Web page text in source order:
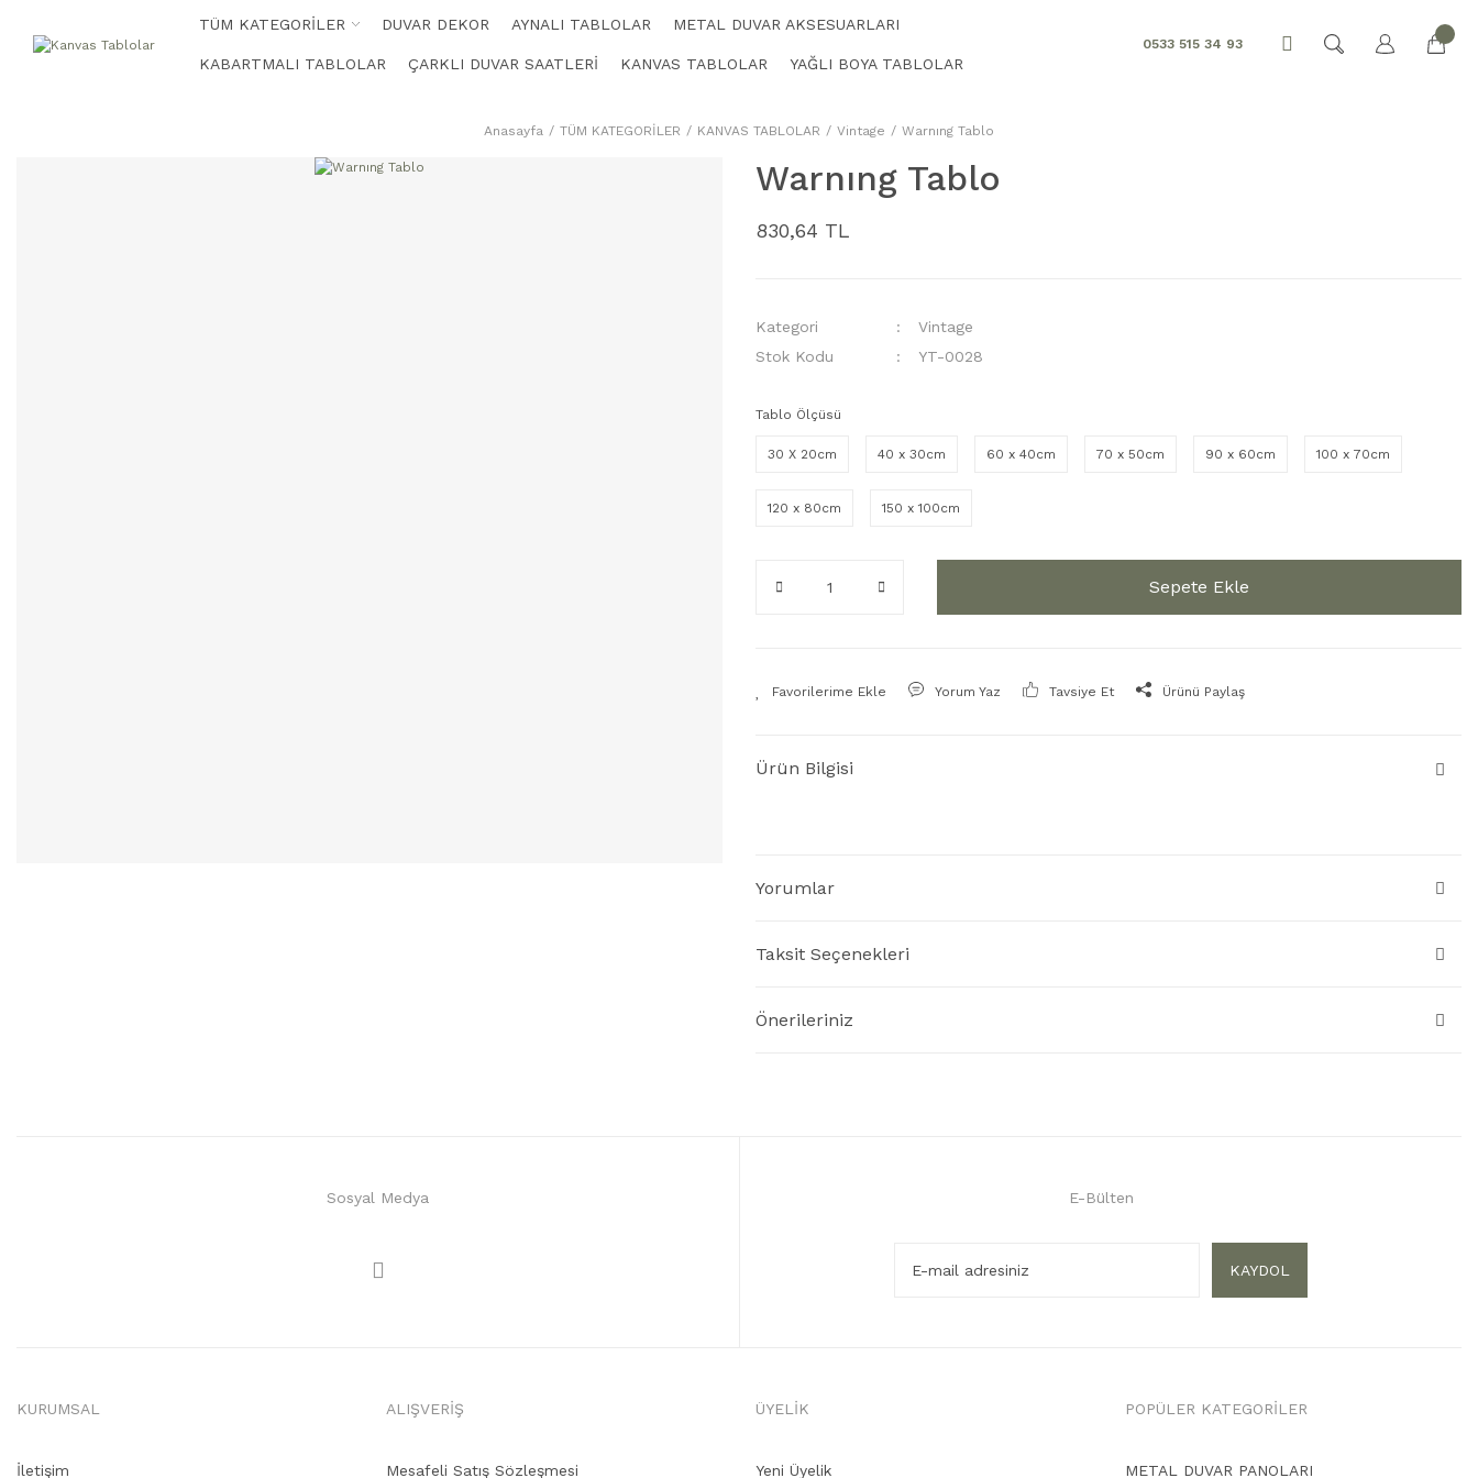
TÜM KATEGORİLER DUVAR DEKOR AYNALI TABLOLAR METAL DUVAR AKSESUARLARI
KABARTMALI TABLOLAR ÇARKLI DUVAR SAATLERİ KANVAS TABLOLAR YAĞLI BOYA TABLOLAR
0533 515 34 93
Anasayfa TÜM KATEGORİLER KANVAS TABLOLAR Vintage Warnıng Tablo
Warnıng Tablo
830,64 TL
Kategori
Vintage
Stok Kodu
YT-0028
Tablo Ölçüsü
30 X 20cm 40 x 30cm 60 x 40cm 70 x 50cm 90 x 60cm 100 x 70cm
120 x 80cm 150 x 100cm
Sepete Ekle
Yorum Yaz Tavsiye Et Ürünü Paylaş
Ürün Bilgisi
Yorumlar
Taksit Seçenekleri
Önerileriniz
Sosyal Medya E-Bülten
KAYDOL
KURUMSAL
İletişim
ALIŞVERİŞ
Mesafeli Satış Sözleşmesi
ÜYELİK
Yeni Üyelik
POPÜLER KATEGORİLER
METAL DUVAR PANOLARI